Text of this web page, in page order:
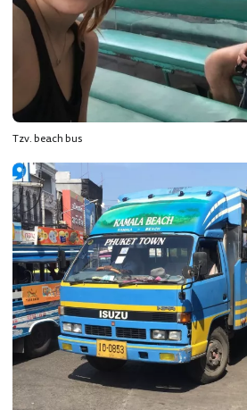
Tzv. beach bus